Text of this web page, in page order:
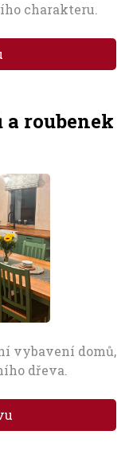
charakteru.
roubenek
vybavení domů,
dřeva.